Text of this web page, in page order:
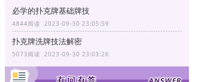
必学的扑克牌基础牌技
4844阅读 2023-09-30 23:05:59
扑克牌洗牌技法解密
5073阅读 2023-09-30 23:03:26